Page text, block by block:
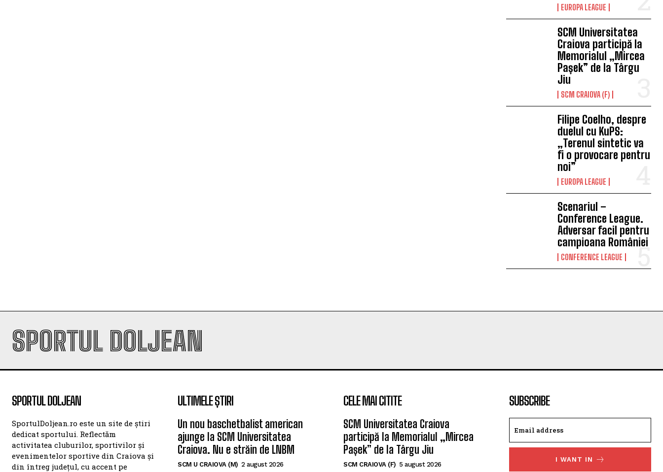
EUROPA LEAGUE
SCM Universitatea
Craiova participă la
Memorialul „Mircea
Pașek” de la Târgu
Jiu
SCM CRAIOVA (F)
Filipe Coelho, despre
duelul cu KuPS:
„Terenul sintetic va
fi o provocare pentru
noi”
EUROPA LEAGUE
Scenariul –
Conference League.
Adversar facil pentru
campioana României
CONFERENCE LEAGUE
SPORTUL DOLJEAN
SPORTUL DOLJEAN
SportulDoljean.ro este un site de știri
dedicat sportului. Reflectăm
activitatea cluburilor, sportivilor și
evenimentelor sportive din Craiova și
din întreg județul, cu accent pe
ULTIMELE ȘTIRI
Un nou baschetbalist american
ajunge la SCM Universitatea
Craiova. Nu e străin de LNBM
SCM U CRAIOVA (M) 2 august 2026
CELE MAI CITITE
SCM Universitatea Craiova
participă la Memorialul „Mircea
Pașek” de la Târgu Jiu
SCM CRAIOVA (F) 5 august 2026
SUBSCRIBE
I WANT IN